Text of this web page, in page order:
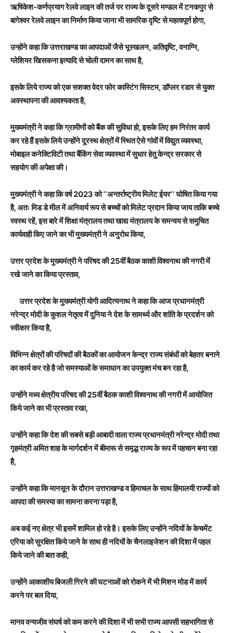
ऋषिकेश-कर्णप्रयाग रेलवे लाइन की तर्ज पर राज्य के दूसरे मण्डल में टनकपुर से
बागेश्वर रेलवे लाइन का निर्माण किया जाना भी सामरिक दृष्टि से महत्वपूर्ण होगा,
उन्होंने कहा कि उत्तराखण्ड का आपदाओं जैसे भूस्खलन, अतिवृष्टि, वनाग्नि,
ग्लेशियर खिसकना इत्यादि से चोली दामन का साथ है,
इसके लिये राज्य को एक सशक्त वेदर फोर कास्टिंग सिस्टम, डॉप्लर रडार से युक्त
अवस्थापना की आवश्यकता है,
मुख्यमंत्री ने कहा कि ग्रामीणों को बैंक की सुविधा हो, इसके लिए हम निरंतर कार्य
कर रहे हैं इसके लिये उन्होंने दूरस्थ क्षेत्रों में स्थित ऐसे गांवों में विद्युत व्यवस्था,
मोबाइल कनेक्टिविटी तथा बैंकिंग सेवा व्यवस्था में सुधार हेतु केन्द्र सरकार से
सहयोग की अपेक्षा की।
मुख्यमंत्री ने कहा कि वर्ष 2023 को ‘‘अन्तर्राष्ट्रीय मिलेट ईयर‘‘ घोषित किया गया
है, अतः मिड डे मील में अनिवार्य रूप से बच्चों को मिलेट प्रदान किया जाय ताकि बच्चे
स्वस्थ रहें, इस बारे में शिक्षा मंत्रालय तथा खाद्य मंत्रालय के समन्वय से समुचित
कार्यवाही किए जाने का भी मुख्यमंत्री ने अनुरोध किया,
उत्तर प्रदेश के मुख्यमंत्री ने परिषद की 25वीं बैठक काशी विश्वनाथ की नगरी में
रखे जाने का किया प्रस्ताव,
उत्तर प्रदेश के मुख्यमंत्री योगी आदित्यनाथ ने कहा कि आज प्रधानमंत्री
नरेन्द्र मोदी के कुशल नेतृत्व में दुनिया ने देश के सामर्थ्य और शांति के प्रदर्शन को
स्वीकार किया है,
विभिन्न क्षेत्रों की परिषदों की बैठकों का आयोजन केन्द्र राज्य संबंधों को बेहतर बनाने
का कार्य कर रहे है जो समस्याओं के समाधान का उपयुक्त मंच बन रहा है,
उन्होंने मध्य क्षेत्रीय परिषद की 25वीं बैठक काशी विश्वनाथ की नगरी में आयोजित
किये जाने का भी प्रस्ताव रखा,
उन्होंने कहा कि देश की सबसे बड़ी आबादी वाला राज्य प्रधानमंत्री नरेन्द्र मोदी तथा
गृहमंत्री अमित शाह के मार्गदर्शन में बीमारू से समृद्ध राज्य के रूप में पहचान बना रहा
है,
उन्होंने कहा कि मानसून के दौरान उत्तराखण्ड व हिमाचल के साथ हिमालयी राज्यों को
आपदा की समस्या का सामना करना पड़ा है,
अब कई नए क्षेत्र भी इसमें शामिल हो रहे है। इसके लिए उन्होंने नदियों के केचमेंट
एरिया को सुरक्षित किये जाने के साथ ही नदियों के चैनलाइजेशन की दिशा में पहल
किये जाने की बात कही,
उन्होंने आकाशीय बिजली गिरने की घटनाओं को रोकने में भी मिशन मोड में कार्य
करने पर बल दिया,
मानव वन्यजीव संघर्ष को कम करने की दिशा में भी सभी राज्य आपसी सहभागिता से